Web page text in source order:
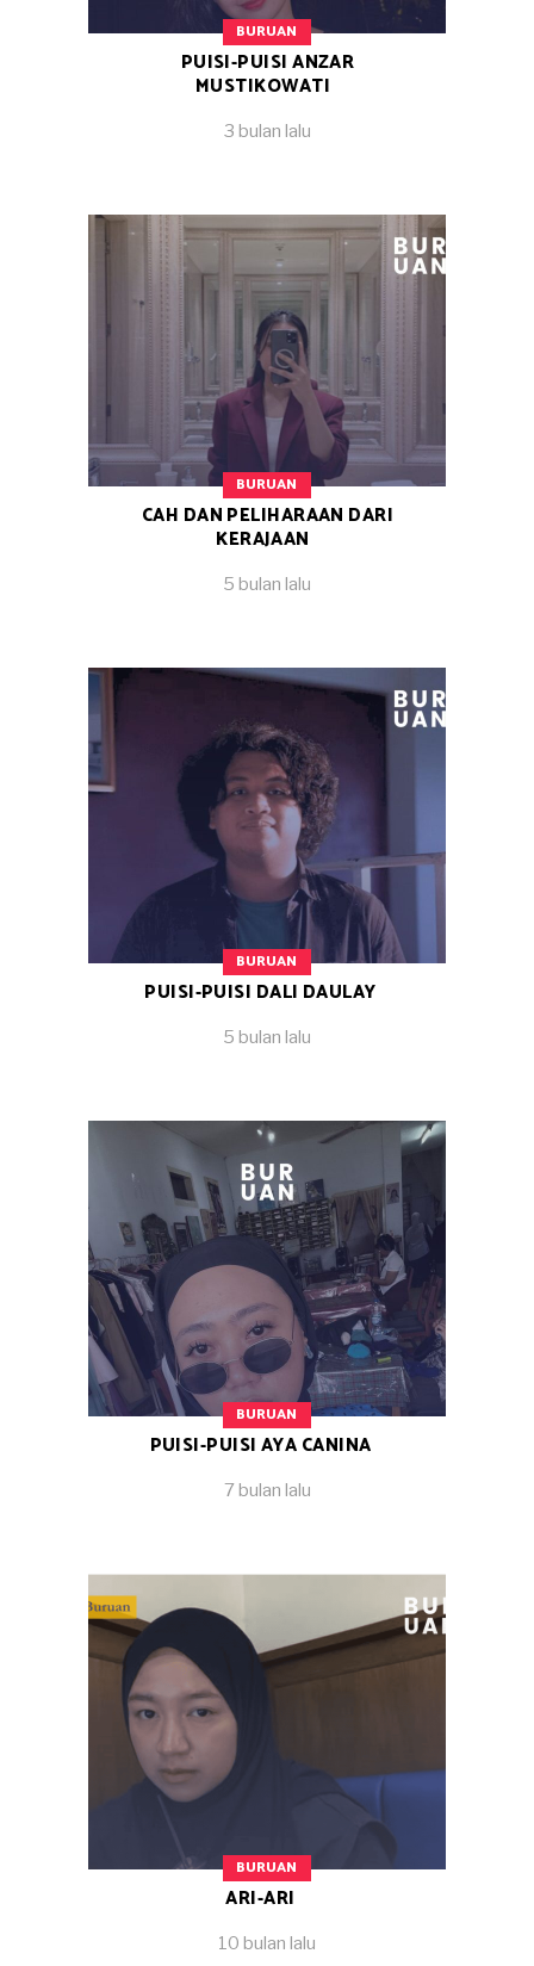
BURUAN
PUISI-PUISI ANZAR
MUSTIKOWATI
3 bulan lalu
BURUAN
CAH DAN PELIHARAAN DARI
KERAJAAN
5 bulan lalu
BURUAN
PUISI-PUISI DALI DAULAY
5 bulan lalu
BURUAN
PUISI-PUISI AYA CANINA
7 bulan lalu
BURUAN
ARI-ARI
10 bulan lalu